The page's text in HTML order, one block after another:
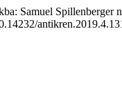
Samuel